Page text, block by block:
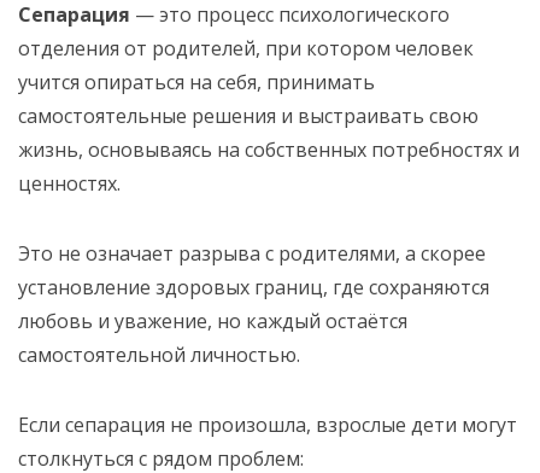
Сепарация — это процесс психологического
отделения от родителей, при котором человек
учится опираться на себя, принимать
самостоятельные решения и выстраивать свою
жизнь, основываясь на собственных потребностях и
ценностях.
Это не означает разрыва с родителями, а скорее
установление здоровых границ, где сохраняются
любовь и уважение, но каждый остаётся
самостоятельной личностью.
Если сепарация не произошла, взрослые дети могут
столкнуться с рядом проблем: